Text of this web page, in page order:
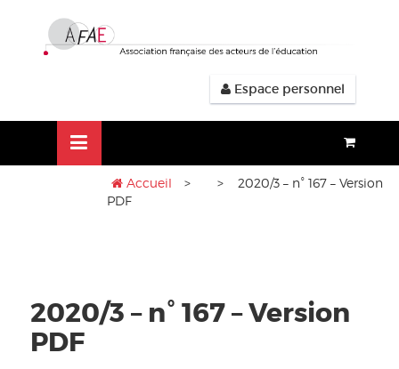
contenu
Espace personnel
Accueil >
> 2020/3 – n° 167 – Version
PDF
2020/3 – n° 167 – Version
PDF